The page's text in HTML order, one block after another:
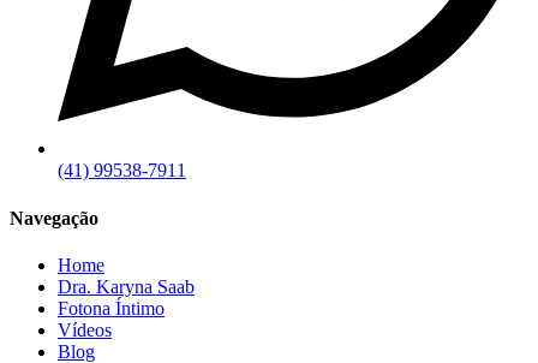
(41) 99538-7911
Navegação
Home
Dra. Karyna Saab
Fotona Íntimo
Vídeos
Blog